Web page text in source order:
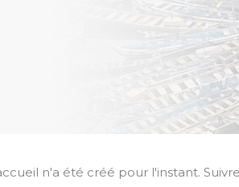
n'a été créé pour l'instant.